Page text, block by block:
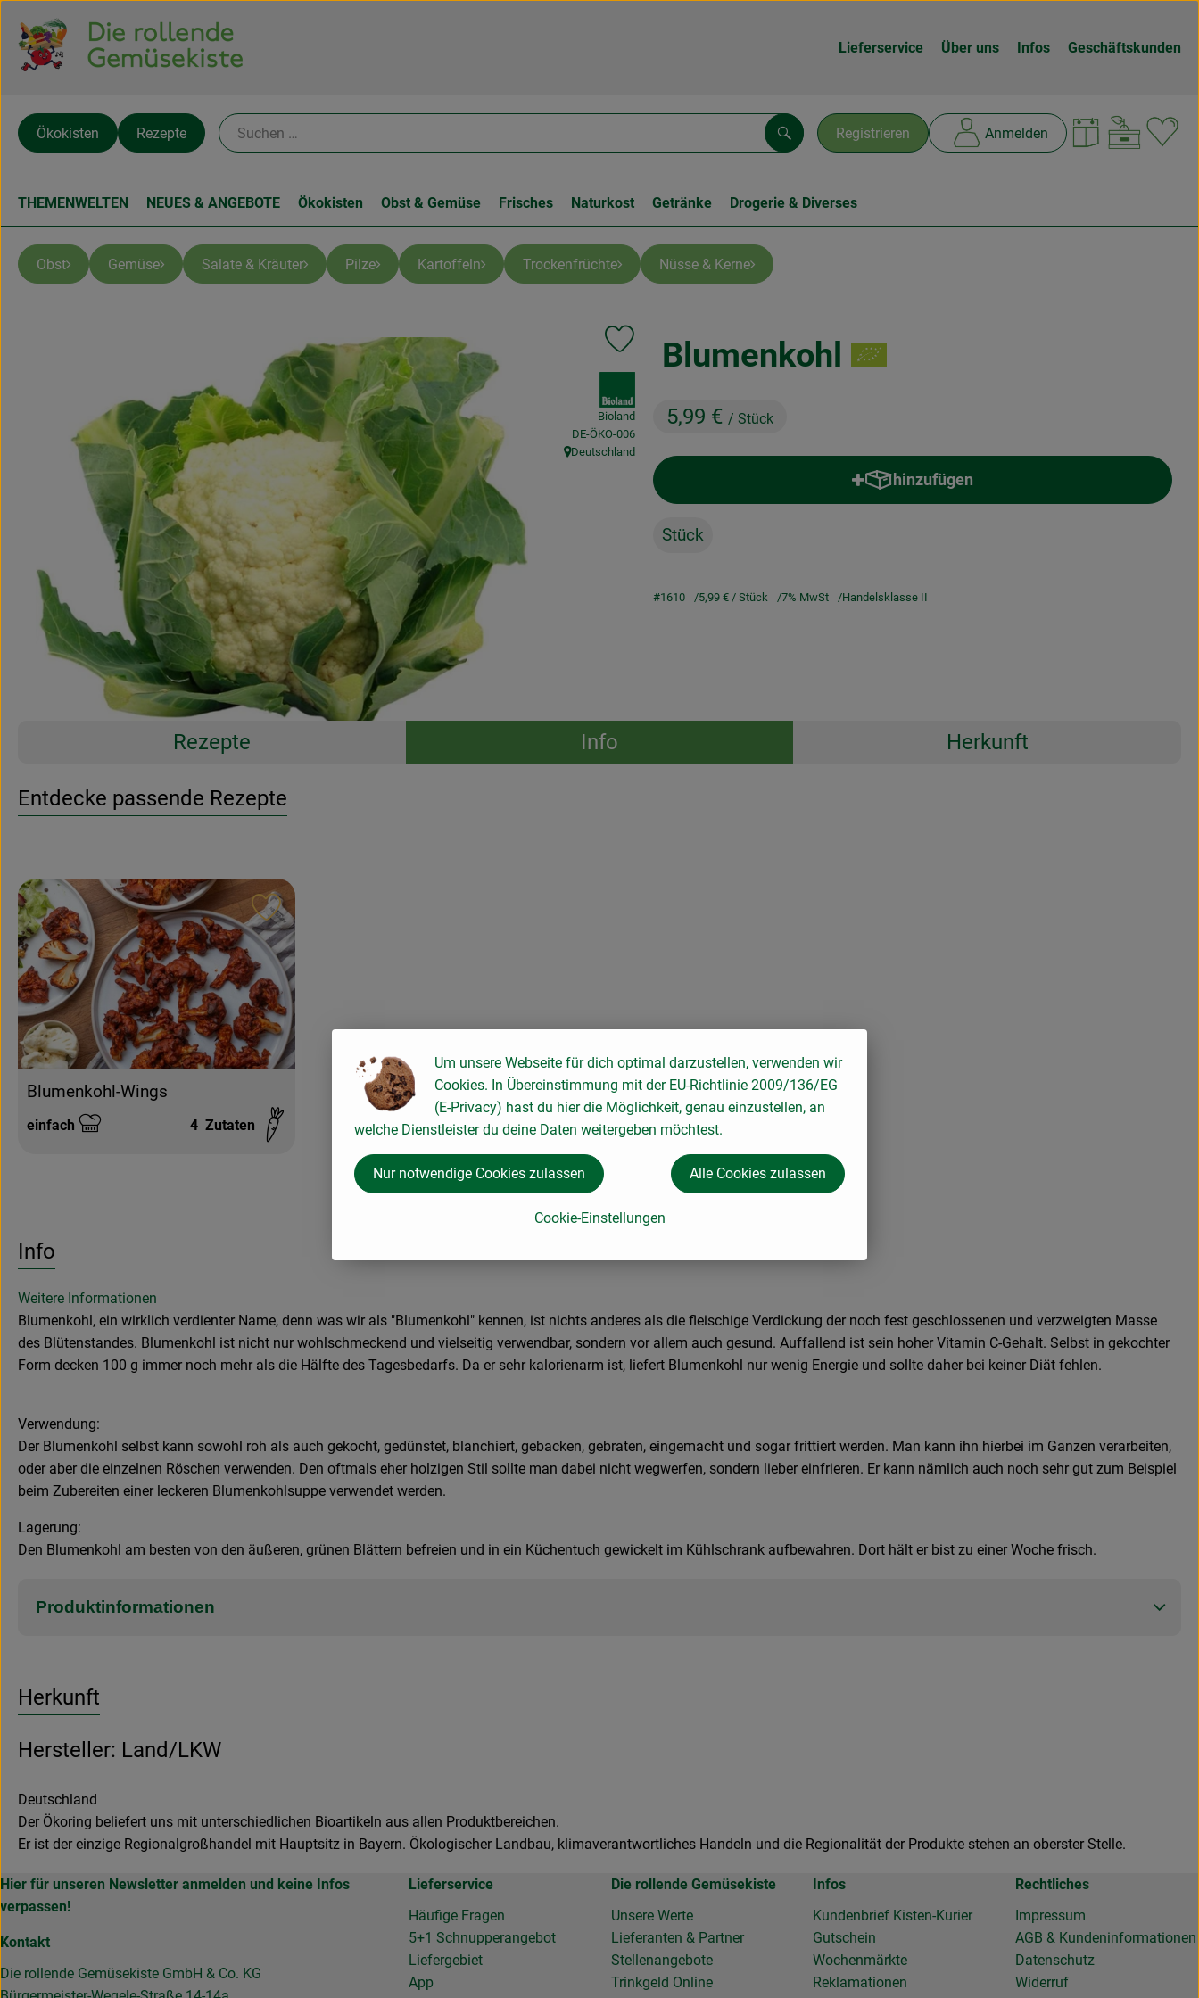
Lieferservice Über uns Infos Geschäftskunden
Registrieren Anmelden
Suchen
Ökokisten Rezepte
THEMENWELTEN NEUES & ANGEBOTE Ökokisten Obst & Gemüse Frisches Naturkost Getränke Drogerie & Diverses
Obst Gemüse Salate & Kräuter Pilze Kartoffeln Trockenfrüchte Nüsse & Kerne
Blumenkohl
5,99 € / Stück
Produkt zu Favouriten hinzufügen
Bioland
, Kontrollstelle:
DE-ÖKO-006
, Herkunft:
Deutschland
hinzufügen
Produkt zum Warenkorb hinzufügen
Stück
#1610 5,99 € / Stück 7% MwSt Handelsklasse II
Rezepte Info Herkunft
Entdecke passende Rezepte
Blumenkohl-Wings
Schwierigkeit:
einfach 4 Zutaten
Rezept zu Favouriten hinzufügen
Info
Weitere Informationen
Blumenkohl, ein wirklich verdienter Name, denn was wir als "Blumenkohl" kennen, ist nichts anderes als die fleischige Verdickung der noch fest geschlossenen und verzweigten Masse
des Blütenstandes. Blumenkohl ist nicht nur wohlschmeckend und vielseitig verwendbar, sondern vor allem auch gesund. Auffallend ist sein hoher Vitamin C-Gehalt. Selbst in gekochter
Form decken 100 g immer noch mehr als die Hälfte des Tagesbedarfs. Da er sehr kalorienarm ist, liefert Blumenkohl nur wenig Energie und sollte daher bei keiner Diät fehlen.
Verwendung:
Der Blumenkohl selbst kann sowohl roh als auch gekocht, gedünstet, blanchiert, gebacken, gebraten, eingemacht und sogar frittiert werden. Man kann ihn hierbei im Ganzen verarbeiten,
oder aber die einzelnen Röschen verwenden. Den oftmals eher holzigen Stil sollte man dabei nicht wegwerfen, sondern lieber einfrieren. Er kann nämlich auch noch sehr gut zum Beispiel
beim Zubereiten einer leckeren Blumenkohlsuppe verwendet werden.
Lagerung:
Den Blumenkohl am besten von den äußeren, grünen Blättern befreien und in ein Küchentuch gewickelt im Kühlschrank aufbewahren. Dort hält er bist zu einer Woche frisch.
Produktinformationen
Herkunft
Hersteller: Land/LKW
Deutschland
Der Ökoring beliefert uns mit unterschiedlichen Bioartikeln aus allen Produktbereichen.
Er ist der einzige Regionalgroßhandel mit Hauptsitz in Bayern. Ökologischer Landbau, klimaverantwortliches Handeln und die Regionalität der Produkte stehen an oberster Stelle.
Hier für unseren Newsletter anmelden und keine Infos
verpassen!
Kontakt
Die rollende Gemüsekiste GmbH & Co. KG
Lieferservice
Häufige Fragen
5+1 Schnupperangebot
Liefergebiet
App
Die rollende Gemüsekiste
Unsere Werte
Lieferanten & Partner
Stellenangebote
Trinkgeld Online
Infos
Kundenbrief Kisten-Kurier
Gutschein
Wochenmärkte
Reklamationen
Rechtliches
Impressum
AGB & Kundeninformationen
Datenschutz
Widerruf
Um unsere Webseite für dich optimal darzustellen, verwenden wir
Cookies. In Übereinstimmung mit der EU-Richtlinie 2009/136/EG
(E-Privacy) hast du hier die Möglichkeit, genau einzustellen, an
welche Dienstleister du deine Daten weitergeben möchtest.
Cookie-Einstellungen
Nur notwendige Cookies zulassen Alle Cookies zulassen